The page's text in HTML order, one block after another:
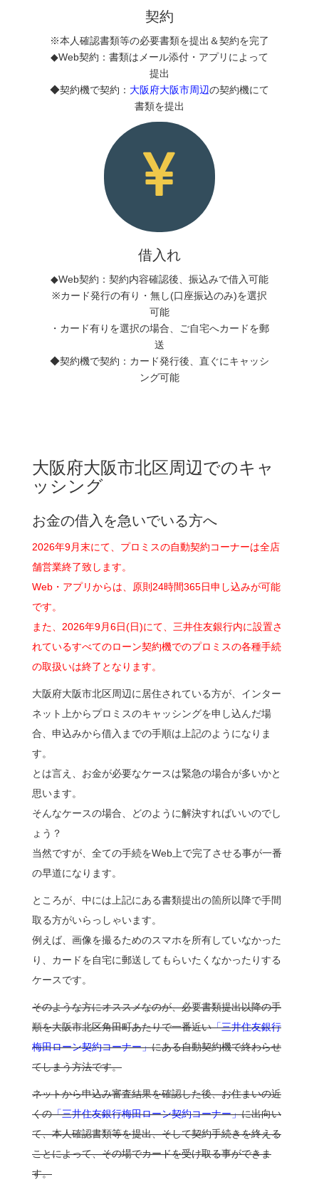
契約
※本人確認書類等の必要書類を提出＆契約を完了
◆Web契約：書類はメール添付・アプリによって
提出
◆契約機で契約： 大阪府大阪市周辺の契約機にて
書類を提出
借入れ
◆Web契約：契約内容確認後、振込みで借入可能
※カード発行の有り・無し(口座振込のみ)を選択
可能
・カード有りを選択の場合、ご自宅へカードを郵
送
◆契約機で契約：カード発行後、直ぐにキャッシ
ング可能
大阪府大阪市北区周辺でのキャ
ッシング
お金の借入を急いでいる方へ
2026年9月末にて、プロミスの自動契約コーナーは全店
舗営業終了致します。
Web・アプリからは、原則24時間365日申し込みが可能
です。
また、2026年9月6日(日)にて、三井住友銀行内に設置さ
れているすべてのローン契約機でのプロミスの各種手続
の取扱いは終了となります。
大阪府大阪市北区周辺に居住されている方が、インター
ネット上からプロミスのキャッシングを申し込んだ場
合、申込みから借入までの手順は上記のようになりま
す。
とは言え、お金が必要なケースは緊急の場合が多いかと
思います。
そんなケースの場合、どのように解決すればいいのでし
ょう？
当然ですが、全ての手続をWeb上で完了させる事が一番
の早道になります。
ところが、中には上記にある書類提出の箇所以降で手間
取る方がいらっしゃいます。
例えば、画像を撮るためのスマホを所有していなかった
り、カードを自宅に郵送してもらいたくなかったりする
ケースです。
そのような方にオススメなのが、必要書類提出以降の手
順を大阪市北区角田町あたりで一番近い「三井住友銀行
梅田ローン契約コーナー」にある自動契約機で終わらせ
てしまう方法です。
ネットから申込み審査結果を確認した後、お住まいの近
くの「三井住友銀行梅田ローン契約コーナー」に出向い
て、本人確認書類等を提出、そして契約手続きを終える
ことによって、その場でカードを受け取る事ができま
す。